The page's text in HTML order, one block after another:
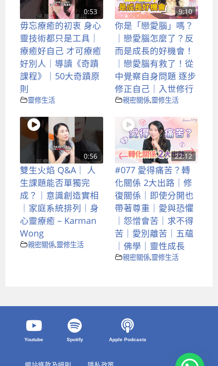
0:53
毋忘療癒的初衷 身心
靈技術都只是工具｜
療癒好自己 才可療癒
好別人｜導讀《奇蹟
課程》｜50大奇蹟原
則
靈修生活
9:10
你是「戀愛腦」嗎？
｜戀愛腦怎麼了？反
而是成長的好機會！
｜戀愛腦有救了！從
中覺察自身問題 逐步
修正自己｜入世修行
親密關係,靈修生活
0:56
雙生火焰 Q&A｜ 人
生課題能否單獨完
成？｜意識創造實相
｜家庭系統排列｜身
心靈療癒 – Karman
Wong
親密關係,靈修生活
22:12
#077 愛得痛苦？轉
化關係 2大出路｜修
復關係｜即使分開也
帶著尊重｜愛與恐懼
｜怨憎會苦｜求不得
苦｜愛別離苦｜五蘊
｜佛學｜靈性成長
親密關係,靈修生活
Youtube Spotify Apple Podcasts